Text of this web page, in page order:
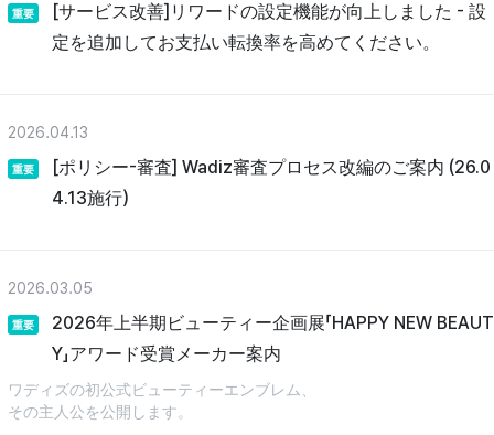
重要
[サービス改善]リワードの設定機能が向上しました - 設
定を追加してお支払い転換率を高めてください。
2026.04.13
重要
[ポリシー-審査] Wadiz審査プロセス改編のご案内 (26.0
4.13施行)
2026.03.05
重要
2026年上半期ビューティー企画展「HAPPY NEW BEAUT
Y」アワード受賞メーカー案内
ワディズの初公式ビューティーエンブレム、
その主人公を公開します。